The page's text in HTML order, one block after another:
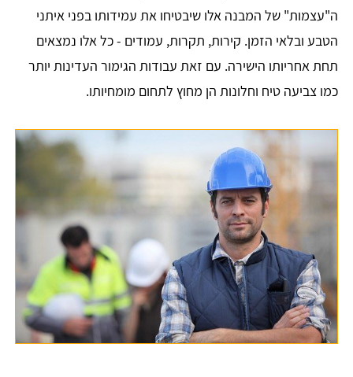
ה"עצמות" של המבנה אלו שיבטיחו את עמידותו בפני איתני
הטבע ובלאי הזמן. קירות, תקרות, עמודים - כל אלו נמצאים
תחת אחריותו הישירה. עם זאת עבודות הגימור העדינות יותר
כמו צביעה טיח וחלונות הן מחוץ לתחום מומחיותו.